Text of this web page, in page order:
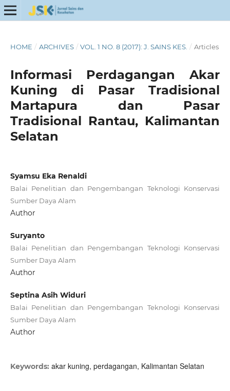
HOME / ARCHIVES / VOL. 1 NO. 8 (2017): J. SAINS KES. / Articles
Informasi Perdagangan Akar
Kuning di Pasar Tradisional
Martapura dan Pasar
Tradisional Rantau, Kalimantan
Selatan
Syamsu Eka Renaldi
Balai Penelitian dan Pengembangan Teknologi Konservasi
Sumber Daya Alam
Author
Suryanto
Balai Penelitian dan Pengembangan Teknologi Konservasi
Sumber Daya Alam
Author
Septina Asih Widuri
Balai Penelitian dan Pengembangan Teknologi Konservasi
Sumber Daya Alam
Author
Keywords: akar kuning, perdagangan, Kalimantan Selatan